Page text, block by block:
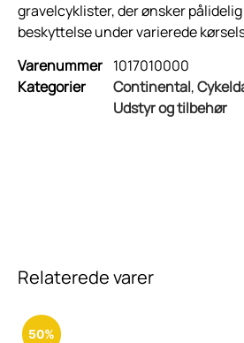
gravelcyklister, der ønsker
beskyttelse under varierede
Varenummer 1017010000
Kategorier
Continental,
Udstyr og tilbehør
Relaterede varer
50%